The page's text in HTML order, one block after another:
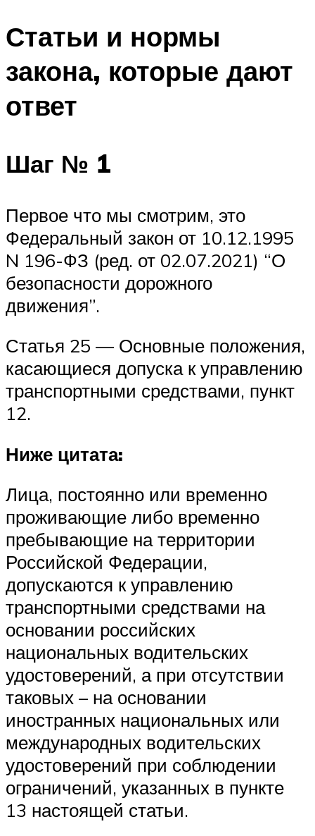
Статьи и нормы
закона, которые дают
ответ
Шаг № 1
Первое что мы смотрим, это
Федеральный закон от 10.12.1995
N 196-ФЗ (ред. от 02.07.2021) “О
безопасности дорожного
движения”.
Статья 25 — Основные положения,
касающиеся допуска к управлению
транспортными средствами, пункт
12.
Ниже цитата:
Лица, постоянно или временно
проживающие либо временно
пребывающие на территории
Российской Федерации,
допускаются к управлению
транспортными средствами на
основании российских
национальных водительских
удостоверений, а при отсутствии
таковых – на основании
иностранных национальных или
международных водительских
удостоверений при соблюдении
ограничений, указанных в пункте
13 настоящей статьи.